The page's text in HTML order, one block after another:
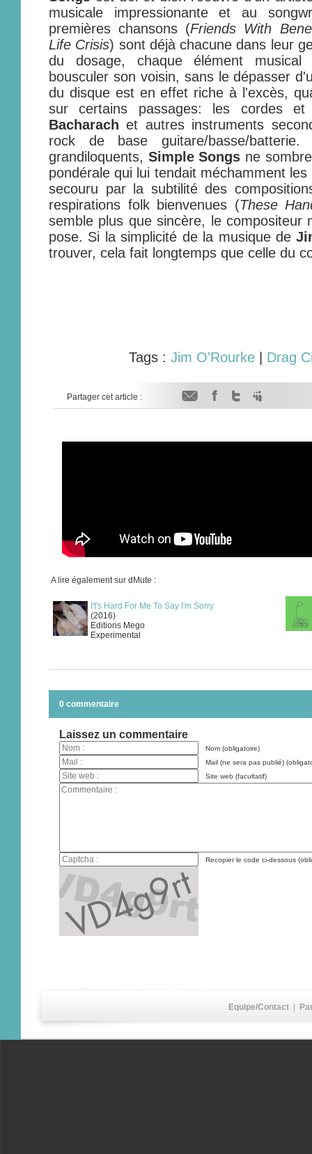
musicale impressionante et au
premières chansons (Friends With
Life Crisis) sont déjà chacune dans leur
du dosage, chaque élément
bousculer son voisin, sans le dépasser
du disque est en effet riche à l'excès,
sur certains passages: les cordes
Bacharach et autres instruments
rock de base guitare/basse/
grandiloquents, Simple Songs ne
pondérale qui lui tendait méchamment
secouru par la subtilité des
respirations folk bienvenues (These
semble plus que sincère, le compositeur
pose. Si la simplicité de la musique de
trouver, cela fait longtemps que celle du
Tags : Jim O'Rourke Drag
Partager cet article :
A lire également sur dMute :
I't's Hard For Me To Say I'm Sorry
(2016)
Editions Mego
Experimental
0 commentaire
Laissez un commentaire
Nom (obligatoire)
Mail (ne sera pas publié)
Site web (facultatif)
Recopier le code ci-dessous
Equipe/Contact